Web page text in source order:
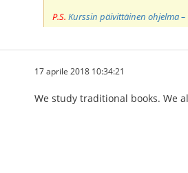
P.S. Kurssin päivittäinen ohjelma
17 aprile 2018 10:34:21
We study traditional books. We